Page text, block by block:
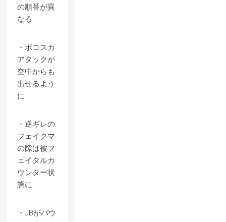
の順番が異
なる
・ボコスカ
アタックが
空中からも
出せるよう
に
・逆ギレの
フェイクマ
の隙は被フ
ェイタルカ
ウンター状
態に
・JBがバウ